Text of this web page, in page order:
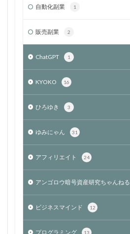
自動化副業 1
販売副業 2
ChatGPT 1
KYOKO 16
ひろゆき 3
ゆみにゃん 31
アフィリエイト 24
アンゴロウ暗号資産研究ちゃんねる
ビジネスマインド 12
プログラミング 13